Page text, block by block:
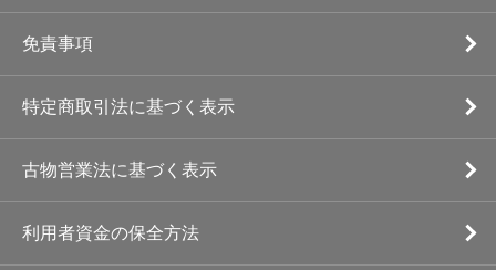
免責事項
特定商取引法に基づく表示
古物営業法に基づく表示
利用者資金の保全方法